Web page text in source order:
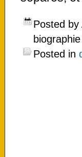
Posted by
Posted in